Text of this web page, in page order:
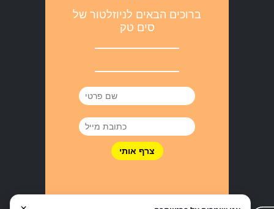
ברוכים הבאים לניוזלטור של
סים טק